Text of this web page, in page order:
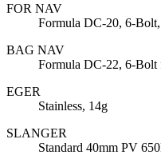
FOR NAV
Formula DC-20, 6-
BAG NAV
Formula DC-22, 6-Bolt
EGER
Stainless, 14g
SLANGER
Standard 40mm PV